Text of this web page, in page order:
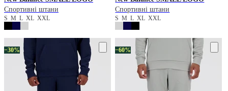
Спортивні штани
S M L XL XXL
Спортивні штани
SMLXLXXL
−30% −60%